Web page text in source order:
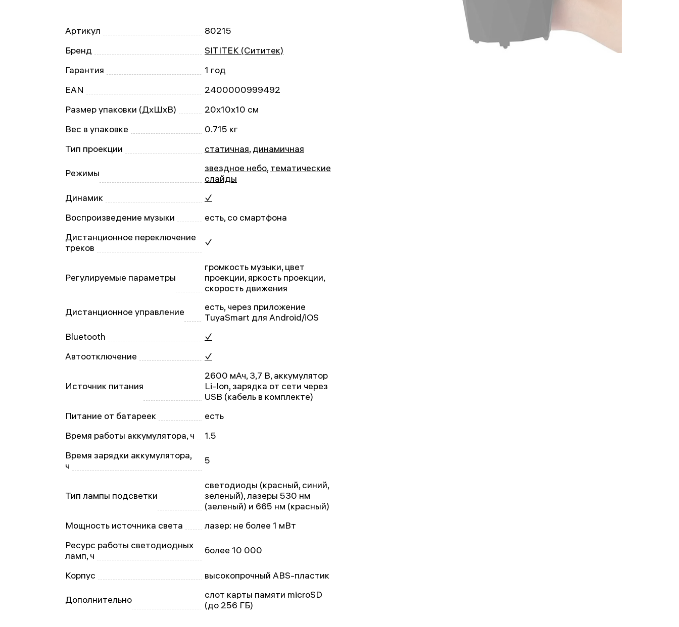
Артикул
80215
Бренд
SITITEK (Сититек)
Гарантия
1 год
EAN
2400000999492
Размер упаковки (ДxШxВ)
20x10x10 см
Вес в упаковке
0.715 кг
Тип проекции
статичная, динамичная
Режимы звездное небо, тематические
слайды
Динамик
✓
Воспроизведение музыки
есть, со смартфона
Дистанционное переключение
треков
✓
Регулируемые параметры
громкость музыки, цвет
проекции, яркость проекции,
скорость движения
Дистанционное управление
есть, через приложение
TuyaSmart для Android/iOS
Bluetooth
✓
Автоотключение
✓
Источник питания
2600 мАч, 3,7 В, аккумулятор
Li-Ion, зарядка от сети через
USB (кабель в комплекте)
Питание от батареек
есть
Время работы аккумулятора, ч
1.5
Время зарядки аккумулятора,
ч
5
Тип лампы подсветки
светодиоды (красный, синий,
зеленый), лазеры 530 нм
(зеленый) и 665 нм (красный)
Мощность источника света
лазер: не более 1 мВт
Ресурс работы светодиодных
ламп, ч
более 10 000
Корпус высокопрочный ABS-пластик
Дополнительно
слот карты памяти microSD
(до 256 ГБ)